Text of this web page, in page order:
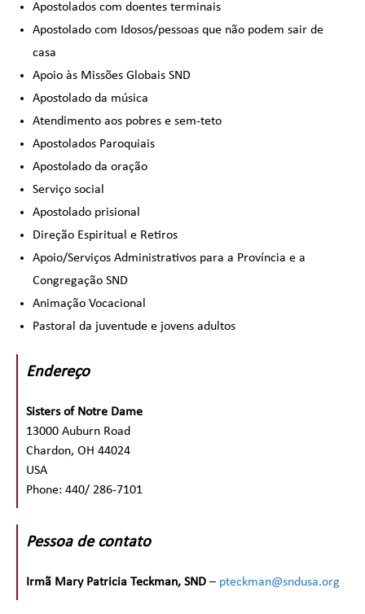
Apostolados com doentes terminais
Apostolado com Idosos/pessoas que não podem sair de
casa
Apoio às Missões Globais SND
Apostolado da música
Atendimento aos pobres e sem-teto
Apostolados Paroquiais
Apostolado da oração
Serviço social
Apostolado prisional
Direção Espiritual e Retiros
Apoio/Serviços Administrativos para a Província e a
Congregação SND
Animação Vocacional
Pastoral da juventude e jovens adultos
Endereço
Sisters of Notre Dame
13000 Auburn Road
Chardon, OH 44024
USA
Phone: 440/ 286-7101
Pessoa de contato
Irmã Mary Patricia Teckman, SND – pteckman@sndusa.org